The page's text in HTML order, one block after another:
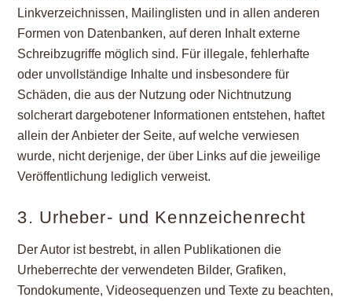
Linkverzeichnissen, Mailinglisten und in allen anderen
Formen von Datenbanken, auf deren Inhalt externe
Schreibzugriffe möglich sind. Für illegale, fehlerhafte
oder unvollständige Inhalte und insbesondere für
Schäden, die aus der Nutzung oder Nichtnutzung
solcherart dargebotener Informationen entstehen, haftet
allein der Anbieter der Seite, auf welche verwiesen
wurde, nicht derjenige, der über Links auf die jeweilige
Veröffentlichung lediglich verweist.
3. Urheber- und Kennzeichenrecht
Der Autor ist bestrebt, in allen Publikationen die
Urheberrechte der verwendeten Bilder, Grafiken,
Tondokumente, Videosequenzen und Texte zu beachten,